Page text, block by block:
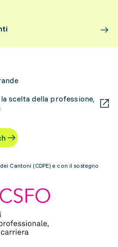
scelta della professione,
Cantoni (CDPE) e con il sostegno